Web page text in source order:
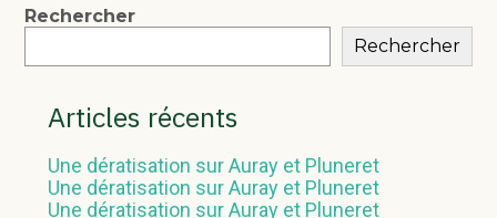
Blog
sidebar
Rechercher
Rechercher
Articles récents
Une dératisation sur Auray et Pluneret
Une dératisation sur Auray et Pluneret
Une dératisation sur Auray et Pluneret